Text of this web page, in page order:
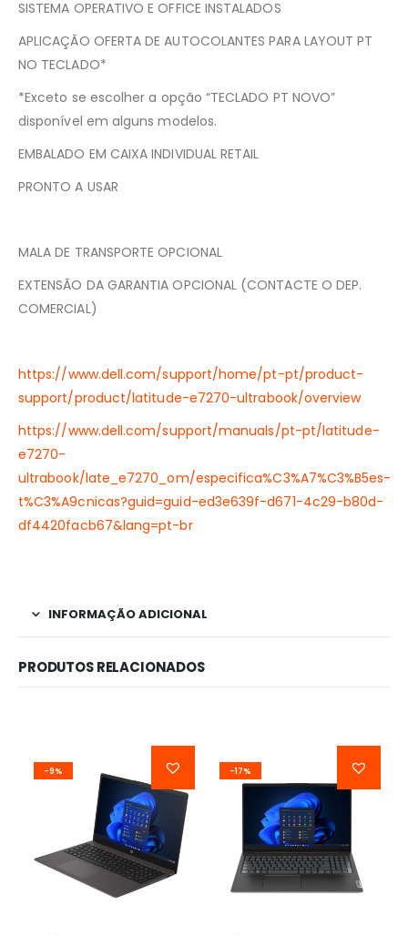
SISTEMA OPERATIVO E OFFICE INSTALADOS
APLICAÇÃO OFERTA DE AUTOCOLANTES PARA LAYOUT PT
NO TECLADO*
*Exceto se escolher a opção “TECLADO PT NOVO”
disponível em alguns modelos.
EMBALADO EM CAIXA INDIVIDUAL RETAIL
PRONTO A USAR
MALA DE TRANSPORTE OPCIONAL
EXTENSÃO DA GARANTIA OPCIONAL (CONTACTE O DEP.
COMERCIAL)
https://www.dell.com/support/home/pt-pt/product-
support/product/latitude-e7270-ultrabook/overview
https://www.dell.com/support/manuals/pt-pt/latitude-
e7270-
ultrabook/late_e7270_om/especifica%C3%A7%C3%B5es-
t%C3%A9cnicas?guid=guid-ed3e639f-d671-4c29-b80d-
df4420facb67&lang=pt-br
INFORMAÇÃO ADICIONAL
PRODUTOS RELACIONADOS
-9% -17%